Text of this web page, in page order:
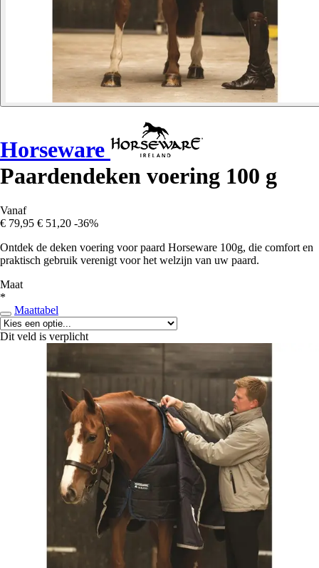
Horseware
Paardendeken voering 100 g
Vanaf
€ 79,95 € 51,20 -36%
Ontdek de deken voering voor paard Horseware 100g, die comfort en
praktisch gebruik verenigt voor het welzijn van uw paard.
Maat
*
Maattabel
Dit veld is verplicht